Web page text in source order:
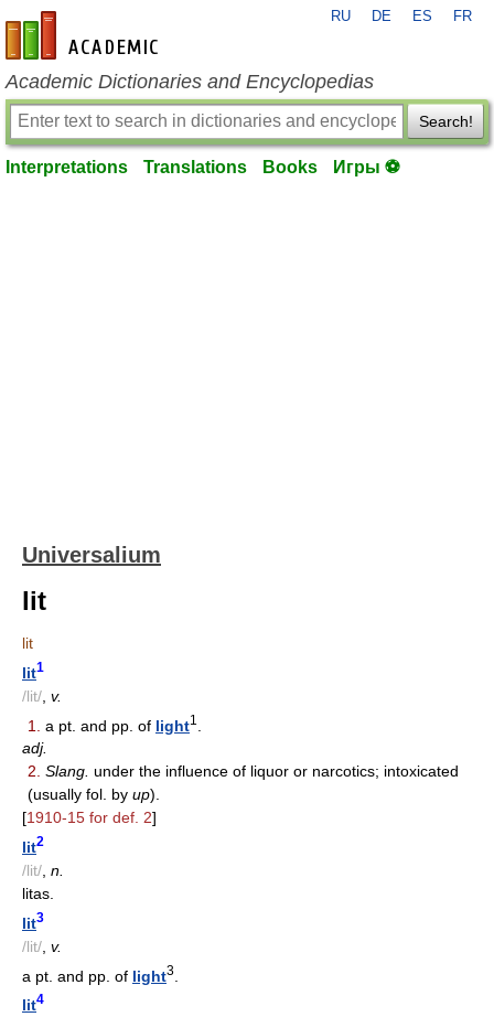
en-academic.com
RU DE ES FR
Academic Dictionaries and Encyclopedias
Search!
Interpretations Translations Books Игры ⚽
Universalium
lit
lit
lit1
/lit/ v.
1.
a pt. and pp. of light1
adj.
2. Slang. under the influence of liquor or narcotics; intoxicated
(usually fol. by up).
[1910-15 for def. 2]
lit2
/lit/ n.
litas.
lit3
/lit/ v.
a pt. and pp. of light3
lit4